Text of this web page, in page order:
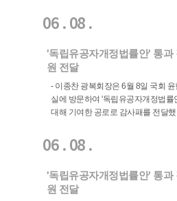
06 . 08 .
'독립유공자개정법률안' 통과
원 전달
- 이종찬 광복회장은 6월 8일 국회 윤
실에 방문하여 '독립유공자개정법률
대해 기여한 공로로 감사패를 전달
06 . 08 .
'독립유공자개정법률안' 통과
원 전달